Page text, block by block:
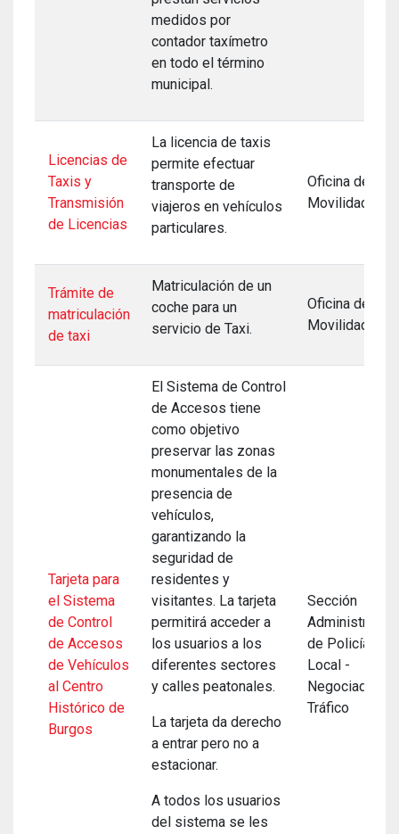
medidos por
contador taxímetro
en todo el término
municipal.
Licencias de
Taxis y
Transmisión
de Licencias
La licencia de taxis
permite efectuar
transporte de
viajeros en vehículos
particulares.
Oficina de
Movilidad
Trámite de
matriculación
de taxi
Matriculación de un
coche para un
servicio de Taxi.
Oficina de
Movilidad
Tarjeta para
el Sistema
de Control
de Accesos
de Vehículos
al Centro
Histórico de
Burgos
El Sistema de Control
de Accesos tiene
como objetivo
preservar las zonas
monumentales de la
presencia de
vehículos,
garantizando la
seguridad de
residentes y
visitantes. La tarjeta
permitirá acceder a
los usuarios a los
diferentes sectores
y calles peatonales.
La tarjeta da derecho
a entrar pero no a
estacionar.
A todos los usuarios
del sistema se les
Sección
Administrativa
de Policía
Local -
Negociado de
Tráfico